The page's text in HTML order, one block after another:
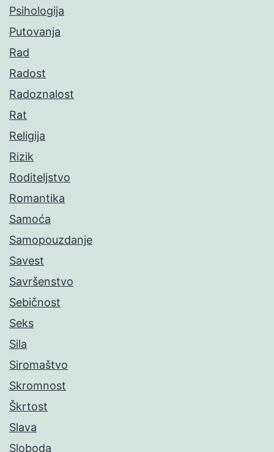
Psihologija
Putovanja
Rad
Radost
Radoznalost
Rat
Religija
Rizik
Roditeljstvo
Romantika
Samoća
Samopouzdanje
Savest
Savršenstvo
Sebičnost
Seks
Sila
Siromaštvo
Skromnost
Škrtost
Slava
Sloboda